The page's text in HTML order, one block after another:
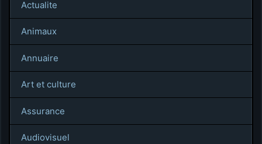
Actualite
Animaux
Annuaire
Art et culture
Assurance
Audiovisuel